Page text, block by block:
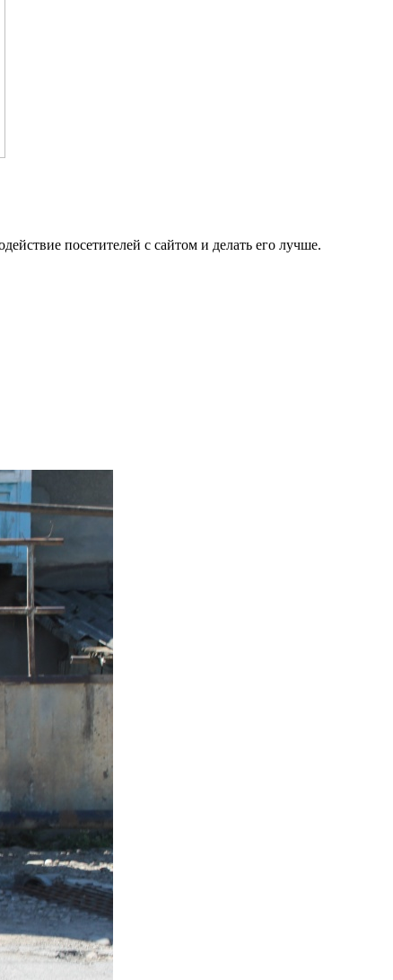
посетителей с сайтом и делать его лучше.